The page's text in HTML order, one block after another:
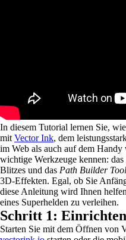
In diesem Tutorial lernen Sie,
mit Vector Ink, dem
im Web als auch auf dem
wichtige Werkzeuge kennen: das
Blitzes und das Path Builder Tool
3D-Effekten. Egal, ob Sie
diese Anleitung wird Ihnen
eines Superhelden zu verleihen.
Schritt 1:
Starten Sie mit dem Öffnen von